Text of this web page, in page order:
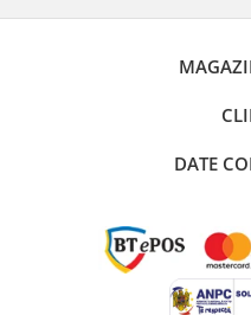
DATE